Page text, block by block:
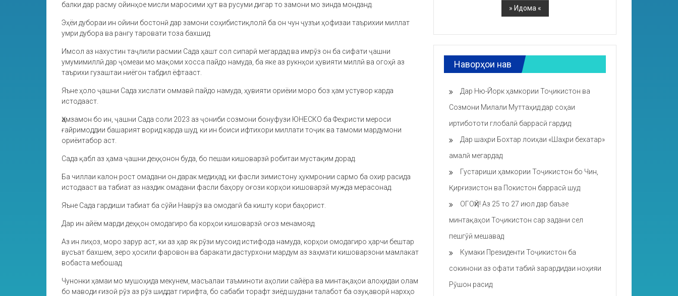
балки дар расму ойинҳое мисли маросими ҳут ва русуми дигар то замони мо зинда монданд.
Эҳёи дубораи ин ойини бостонӣ дар замони соҳибистиқлолӣ ба он чун ҷузъи ҳофизаи таърихии миллат
умри дубора ва рангу таровати тоза бахшид.
Имсол аз нахустин таҷлили расмии Сада ҳашт сол сипарӣ мегардад ва имрӯз он ба сифати ҷашни
умумимиллӣ дар ҷомеаи мо мақоми хосса пайдо намуда, ба яке аз рукнҳои ҳувияти миллӣ ва огоҳӣ аз
таърихи гузаштаи ниёгон табдил ёфтааст.
Яъне ҳоло ҷашни Сада хислати оммавӣ пайдо намуда, ҳувияти ориёии моро боз ҳам устувор карда
истодааст.
Ҳамзамон бо ин, ҷашни Сада соли 2023 аз ҷониби созмони бонуфузи ЮНЕСКО ба Феҳристи мероси
ғайримоддии башарият ворид карда шуд, ки ин боиси ифтихори миллати тоҷик ва тамоми мардумони
ориёитабор аст.
Сада қабл аз ҳама ҷашни деҳқонон буда, бо пешаи кишоварзӣ робитаи мустақим дорад.
Ба чиллаи калон рост омадани он дарак медиҳад, ки фасли зимистону ҳукмронии сармо ба охир расида
истодааст ва табиат аз наздик омадани фасли баҳору оғози корҳои кишоварзӣ мужда мерасонад.
Яъне Сада гардиши табиат ба сӯйи Наврӯз ва омодагӣ ба кишту кори баҳорист.
Дар ин айём марди деҳқон омодагиро ба корҳои кишоварзӣ оғоз менамояд.
Аз ин лиҳоз, моро зарур аст, ки аз ҳар як рӯзи мусоид истифода намуда, корҳои омодагиро ҳарчи бештар
вусъат бахшем, зеро ҳосили фаровон ва баракати дастурхони мардум аз заҳмати кишоварзони мамлакат
вобаста мебошад.
Чунонки ҳамаи мо мушоҳида мекунем, масъалаи таъминоти аҳолии сайёра ва минтақаҳои алоҳидаи олам
бо маводи ғизоӣ рӯз аз рӯз шиддат гирифта, бо сабаби торафт зиёд шудани талабот ба озуқаворӣ нархҳо
Наворҳои нав
Дар Ню-Йорк ҳамкории Тоҷикистон ва
Созмони Милали Муттаҳид дар соҳаи
иртибототи глобалӣ баррасӣ гардид
Дар шаҳри Бохтар лоиҳаи «Шаҳри бехатар»
амалӣ мегардад
Густариши ҳамкории Тоҷикистон бо Чин,
Қирғизистон ва Покистон баррасӣ шуд
ОГОҲӢ! Аз 25 то 27 июл дар баъзе
минтақаҳои Тоҷикистон сар задани сел
пешгӯӣ мешавад
Кумаки Президенти Тоҷикистон ба
сокинони аз офати табиӣ зарардидаи ноҳияи
Рӯшон расид